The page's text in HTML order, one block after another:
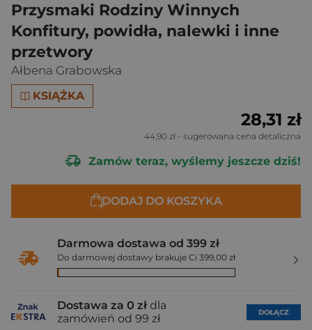
Przysmaki Rodziny Winnych
Konfitury, powidła, nalewki i inne
przetwory
Ałbena Grabowska
KSIĄŻKA
28,31 zł
44,90 zł - sugerowana cena detaliczna
Zamów teraz, wyślemy jeszcze dziś!
DODAJ DO KOSZYKA
Darmowa dostawa od 399 zł
Do darmowej dostawy brakuje Ci 399,00 zł
Dostawa za 0 zł dla
zamówień od 99 zł
DOŁĄCZ